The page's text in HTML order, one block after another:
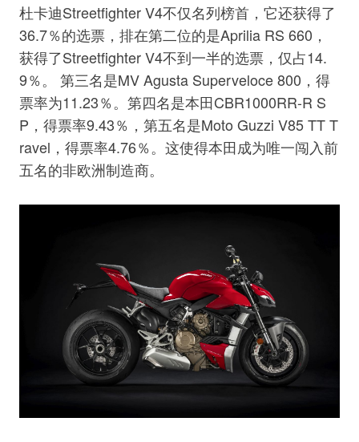
杜卡迪Streetfighter V4不仅名列榜首，它还获得了
36.7％的选票，排在第二位的是Aprilia RS 660，
获得了Streetfighter V4不到一半的选票，仅占14.
9％。 第三名是MV Agusta Superveloce 800，得
票率为11.23％。第四名是本田CBR1000RR-R S
P，得票率9.43％，第五名是Moto Guzzi V85 TT T
ravel，得票率4.76％。这使得本田成为唯一闯入前
五名的非欧洲制造商。